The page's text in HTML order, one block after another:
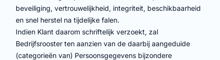
beveiliging, vertrouwelijkheid, integriteit, beschikbaarheid
en snel herstel na tijdelijke falen.
Indien Klant daarom schriftelijk verzoekt, zal
Bedrijfsrooster ten aanzien van de daarbij aangeduide
(categorieën van) Persoonsgegevens bijzondere